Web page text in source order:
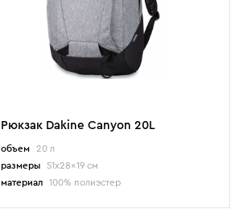
Рюкзак Dakine Canyon 20L
объем
20 л
размеры
51x28x19 см
материал
100% полиэстер